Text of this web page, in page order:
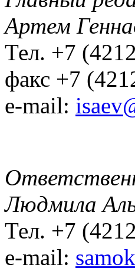
Артем
Тел. +7
факс +7
e-mail:
Людмила
Тел. +7
e-mail: